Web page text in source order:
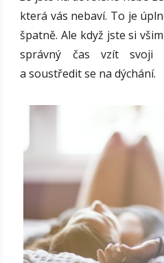
která vás nebaví. To je
špatně. Ale když jste si
správný čas vzít
a soustředit se na dýchání.